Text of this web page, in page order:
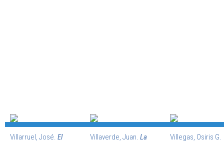
Villarruel, José. El
Villaverde, Juan. La
Villegas, Osiris G.